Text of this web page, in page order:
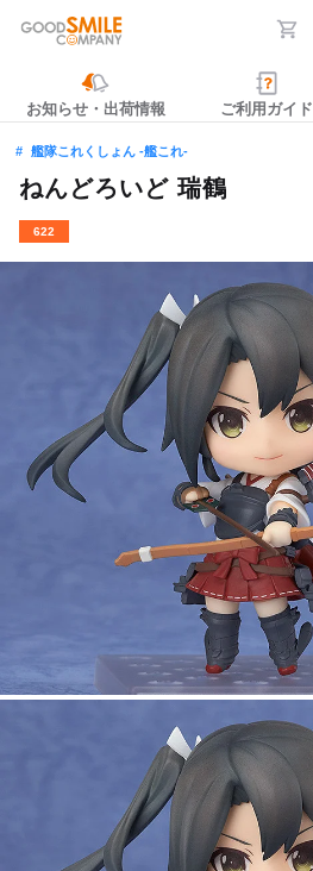
お知らせ・出荷情報 ご利用ガイド
艦隊これくしょん ‐艦これ‐
ねんどろいど 瑞鶴
622